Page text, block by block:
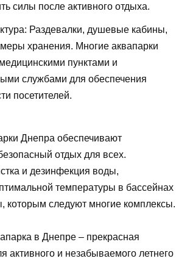
силы после активного отдыха.
Раздевалки, душевые кабины,
хранения. Многие аквапарки
пунктами и
службами для обеспечения
посетителей.
Днепра обеспечивают
отдых для всех.
и дезинфекция воды,
температуры в бассейнах
которым следуют многие комплексы.
в Днепре – прекрасная
активного и незабываемого летнего